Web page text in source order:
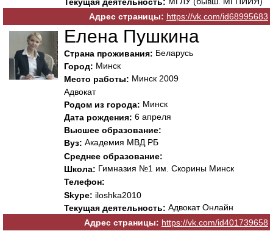
Текущая деятельность:
Адрес страницы: https://vk.com/id68995683
Елена Пушкина
Страна проживания: Беларусь
Город: Минск
Место работы: Минск 2009
Адвокат
Родом из города: Минск
Дата рождения: 6 апреля
Высшее образование:
Вуз: Академия МВД РБ
Среднее образование:
Школа: Гимназия №1 им. Скорины Минск
Телефон:
Skype: iloshka2010
Текущая деятельность: Адвокат Онлайн
Адрес страницы: https://vk.com/id401739658